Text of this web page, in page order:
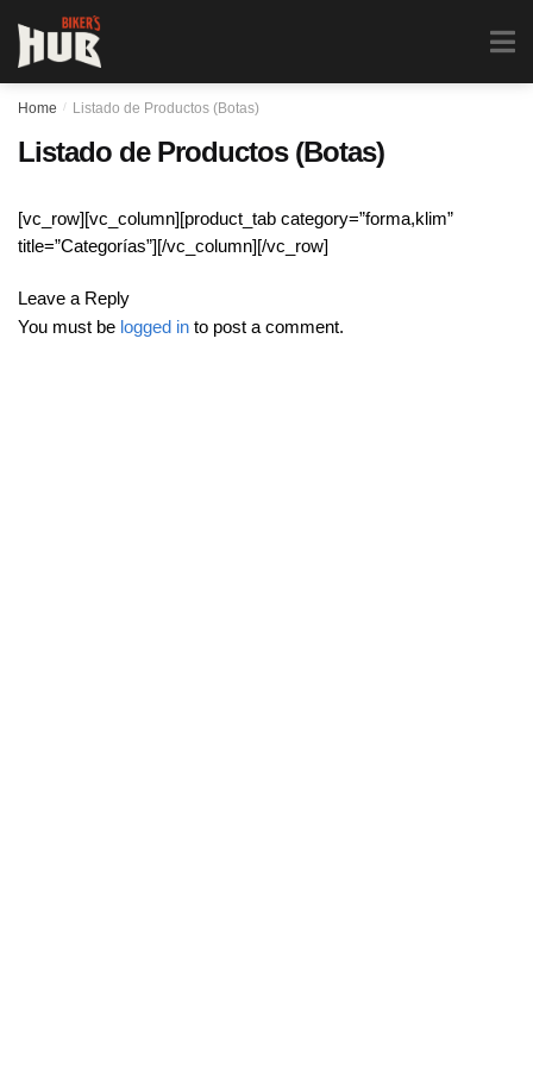
0
Home / Listado de Productos (Botas)
Listado de Productos (Botas)
[vc_row][vc_column][product_tab category=”forma,klim”
title=”Categorías”][/vc_column][/vc_row]
Leave a Reply
You must be logged in to post a comment.